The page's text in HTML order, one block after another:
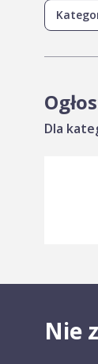
Dla
Nie